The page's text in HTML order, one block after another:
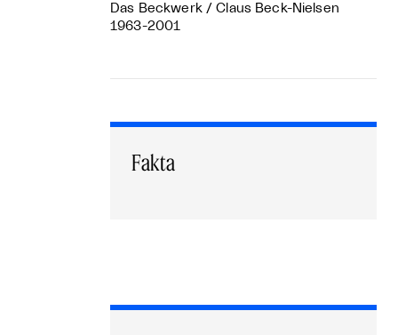
Das Beckwerk / Claus Beck-Nielsen
1963-2001
Fakta